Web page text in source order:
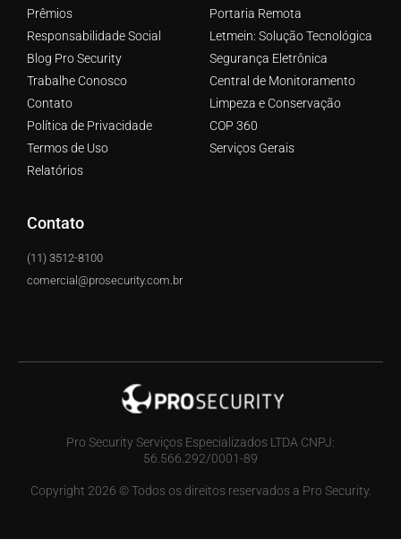
Prêmios
Responsabilidade Social
Blog Pro Security
Trabalhe Conosco
Contato
Política de Privacidade
Termos de Uso
Relatórios
Portaria Remota
Letmein: Solução Tecnológica
Segurança Eletrônica
Central de Monitoramento
Limpeza e Conservação
COP 360
Serviços Gerais
Contato
(11) 3512-8100
comercial@prosecurity.com.br
Pro Security Serviços Especializados LTDA CNPJ:
56.566.292/0001-89
Copyright 2026 © Todos os direitos reservados a Pro Security.